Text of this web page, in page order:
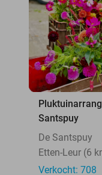
Santspuy
De Santspuy
Etten-Leur (6
Verkocht: 708